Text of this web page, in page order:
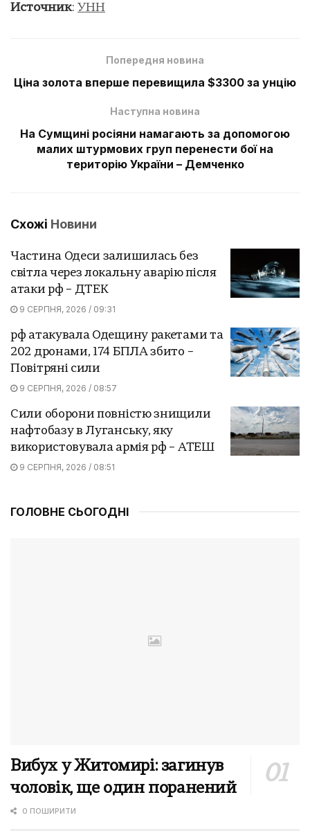
Источник: УНН
Попередня новина
Ціна золота вперше перевищила $3300 за унцію
Наступна новина
На Сумщині росіяни намагають за допомогою
малих штурмових груп перенести бої на
територію України – Демченко
Схожі Новини
Частина Одеси залишилась без
світла через локальну аварію після
атаки рф – ДТЕК
9 СЕРПНЯ, 2026 / 09:31
рф атакувала Одещину ракетами та
202 дронами, 174 БПЛА збито –
Повітряні сили
9 СЕРПНЯ, 2026 / 08:57
Сили оборони повністю знищили
нафтобазу в Луганську, яку
використовувала армія рф – АТЕШ
9 СЕРПНЯ, 2026 / 08:51
ГОЛОВНЕ СЬОГОДНІ
Вибух у Житомирі: загинув
чоловік, ще один поранений
0 ПОШИРИТИ